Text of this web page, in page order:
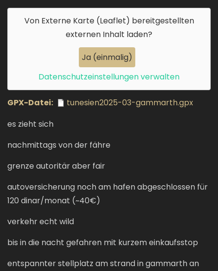
Von Externe Karte (Leaflet) bereitgestellten
externen Inhalt laden?
Ja (einmalig)
Datenschutzeinstellungen verwalten
GPX-Datei
tunesien2025-03-gammarth.gpx
es zieht sich
nachmittags von der fähre
grenze autoritär aber fair
autoversicherung noch am hafen abgeschlossen für
120 dinar/monat (~40€)
verkehr echt wild
bis in die nacht gefahren mit kurzem einkaufsstop
entspannter stellplatz am strand in gammarth an